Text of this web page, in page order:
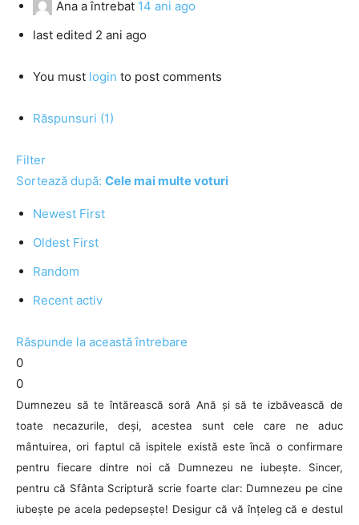
Ana a întrebat 14 ani ago
last edited 2 ani ago
You must login to post comments
Răspunsuri (1)
Filter
Sortează după: Cele mai multe voturi
Newest First
Oldest First
Random
Recent activ
Răspunde la această întrebare
0
0
Dumnezeu să te întărească soră Ană și să te izbăvească de
toate necazurile, deși, acestea sunt cele care ne aduc
mântuirea, ori faptul că ispitele există este încă o confirmare
pentru fiecare dintre noi că Dumnezeu ne iubește. Sincer,
pentru că Sfânta Scriptură scrie foarte clar: Dumnezeu pe cine
iubește pe acela pedepsește! Desigur că vă înțeleg că e destul